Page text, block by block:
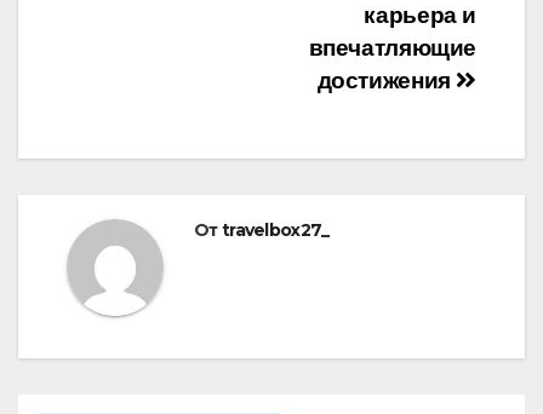
карьера и
впечатляющие
достижения
Отtravelbox27_